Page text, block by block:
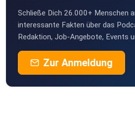
Schließe Dich 26.000+ Menschen
interessante Fakten über das
Redaktion, Job-Angebote, Events
Zur Anmeldung